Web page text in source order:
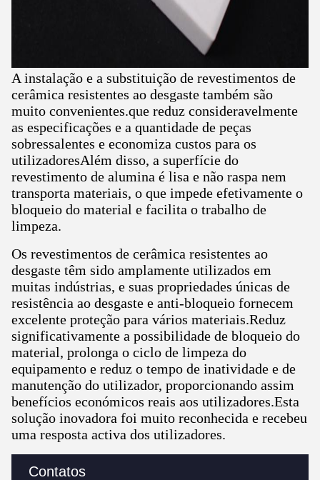
Contatos
A instalação e a substituição de revestimentos de
cerâmica resistentes ao desgaste também são
muito convenientes.que reduz consideravelmente
as especificações e a quantidade de peças
sobressalentes e economiza custos para os
utilizadoresAlém disso, a superfície do
revestimento de alumina é lisa e não raspa nem
transporta materiais, o que impede efetivamente o
bloqueio do material e facilita o trabalho de
limpeza.
Os revestimentos de cerâmica resistentes ao
desgaste têm sido amplamente utilizados em
muitas indústrias, e suas propriedades únicas de
resistência ao desgaste e anti-bloqueio fornecem
excelente proteção para vários materiais.Reduz
significativamente a possibilidade de bloqueio do
material, prolonga o ciclo de limpeza do
equipamento e reduz o tempo de inatividade e de
manutenção do utilizador, proporcionando assim
benefícios económicos reais aos utilizadores.Esta
solução inovadora foi muito reconhecida e recebeu
uma resposta activa dos utilizadores.